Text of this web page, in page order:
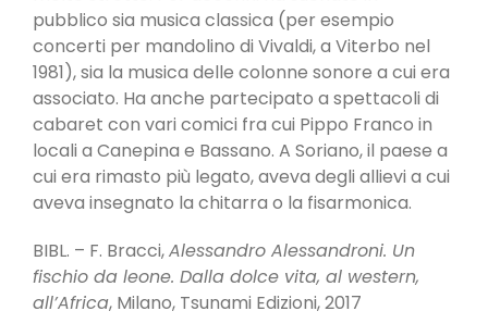
pubblico sia musica classica (per esempio
concerti per mandolino di Vivaldi, a Viterbo nel
1981), sia la musica delle colonne sonore a cui era
associato. Ha anche partecipato a spettacoli di
cabaret con vari comici fra cui Pippo Franco in
locali a Canepina e Bassano. A Soriano, il paese a
cui era rimasto più legato, aveva degli allievi a cui
aveva insegnato la chitarra o la fisarmonica.
BIBL. – F. Bracci,Alessandro Alessandroni. Un
fischio da leone. Dalla dolce vita, al western,
all’Africa, Milano, Tsunami Edizioni, 2017